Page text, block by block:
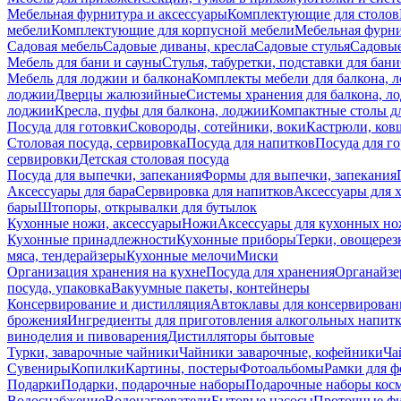
Мебельная фурнитура и аксессуарыКомплектующие для столов
мебелиКомплектующие для корпусной мебелиМебельная
Садовая мебельСадовые диваны, креслаСадовые стулья
Мебель для бани и сауныСтулья, табуретки, подставки для бани
Мебель для лоджии и балконаКомплекты мебели для балкона,
лоджииДверцы жалюзийныеСистемы хранения для балкона,
лоджииКресла, пуфы для балкона, лоджииКомпактные столы
Посуда для готовкиСковороды, сотейники, вокиКастрюли,
Столовая посуда, сервировкаПосуда для напитковПосуда для
сервировкиДетская столовая посуда
Посуда для выпечки, запеканияФормы для выпечки, запекания
Аксессуары для бараСервировка для напитковАксессуары для
барыШтопоры, открывалки для бутылок
Кухонные ножи, аксессуарыНожиАксессуары для кухонных
Кухонные принадлежностиКухонные приборыТерки,
мяса, тендерайзерыКухонные мелочиМиски
Организация хранения на кухнеПосуда для хранения
посуда, упаковкаВакуумные пакеты, контейнеры
Консервирование и дистилляцияАвтоклавы для
броженияИнгредиенты для приготовления алкогольных
виноделия и пивоваренияДистилляторы бытовые
Турки, заварочные чайникиЧайники заварочные, кофейники
СувенирыКопилкиКартины, постерыФотоальбомыРамки для
ПодаркиПодарки, подарочные наборыПодарочные наборы